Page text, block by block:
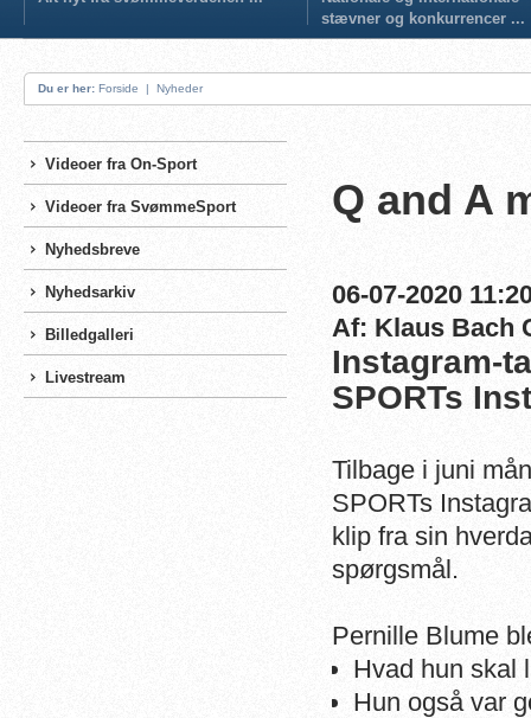
stævner og konkurrencer ...
Du er her: Forside | Nyheder
Videoer fra On-Sport
Videoer fra SvømmeSport
Nyhedsbreve
Nyhedsarkiv
Billedgalleri
Livestream
Q and A
06-07-2020
Af: Klaus Bach
Instagram-
SPORTs
Tilbage i juni
SPORTs
klip fra sin
spørgsmål.
Pernille Blume
Hvad hun skal
Hun også var